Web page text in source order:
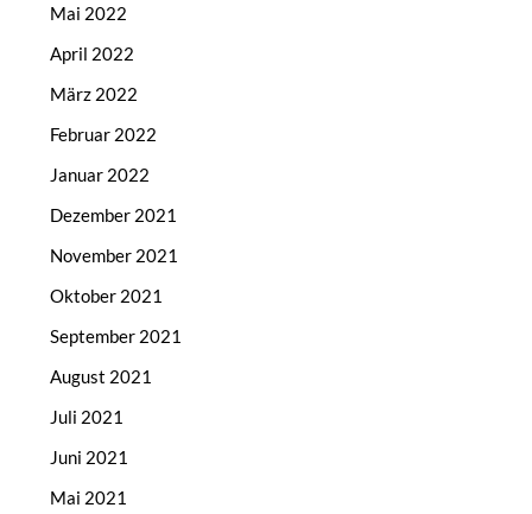
Mai 2022
April 2022
März 2022
Februar 2022
Januar 2022
Dezember 2021
November 2021
Oktober 2021
September 2021
August 2021
Juli 2021
Juni 2021
Mai 2021